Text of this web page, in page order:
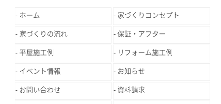
ホーム 家づくりコンセプト
家づくりの流れ 保証・アフター
平屋施工例 リフォーム施工例
イベント情報 お知らせ
お問い合わせ 資料請求